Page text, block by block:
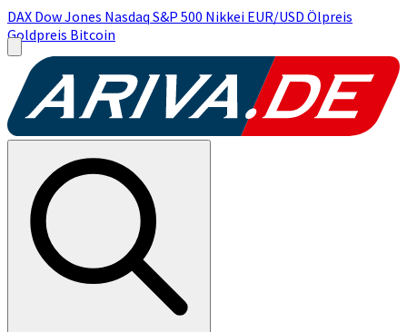
DAX Dow Jones Nasdaq S&P 500 Nikkei EUR/USD Ölpreis
Goldpreis Bitcoin